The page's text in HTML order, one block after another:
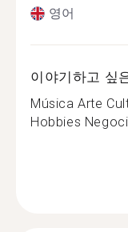
영어
이야기하고 싶
Música Arte
Hobbies